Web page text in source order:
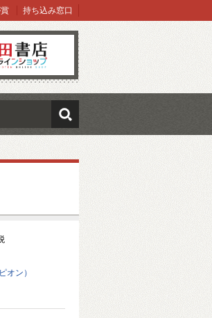
ョップ
持ち込み窓口
検索
オン）